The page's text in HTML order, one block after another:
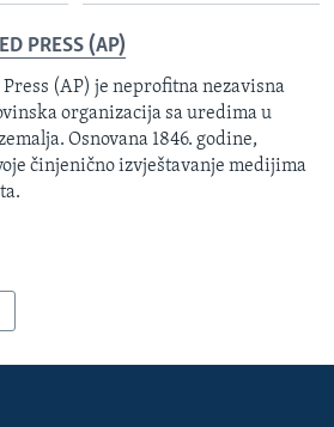
PRESS (AP)
(AP) je neprofitna nezavisna
organizacija sa uredima u
Osnovana 1846. godine,
činjenično izvještavanje medijima